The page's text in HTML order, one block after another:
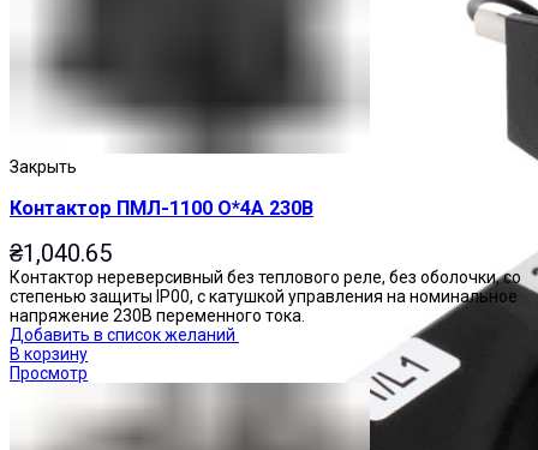
Закрыть
Контактор ПМЛ-1100 О*4А 230В
₴1,040.65
Контактор нереверсивный без теплового реле, без оболочки, со
степенью защиты IP00, с катушкой управления на номинальное
напряжение 230В переменного тока.
Добавить в список желаний
В корзину
Просмотр